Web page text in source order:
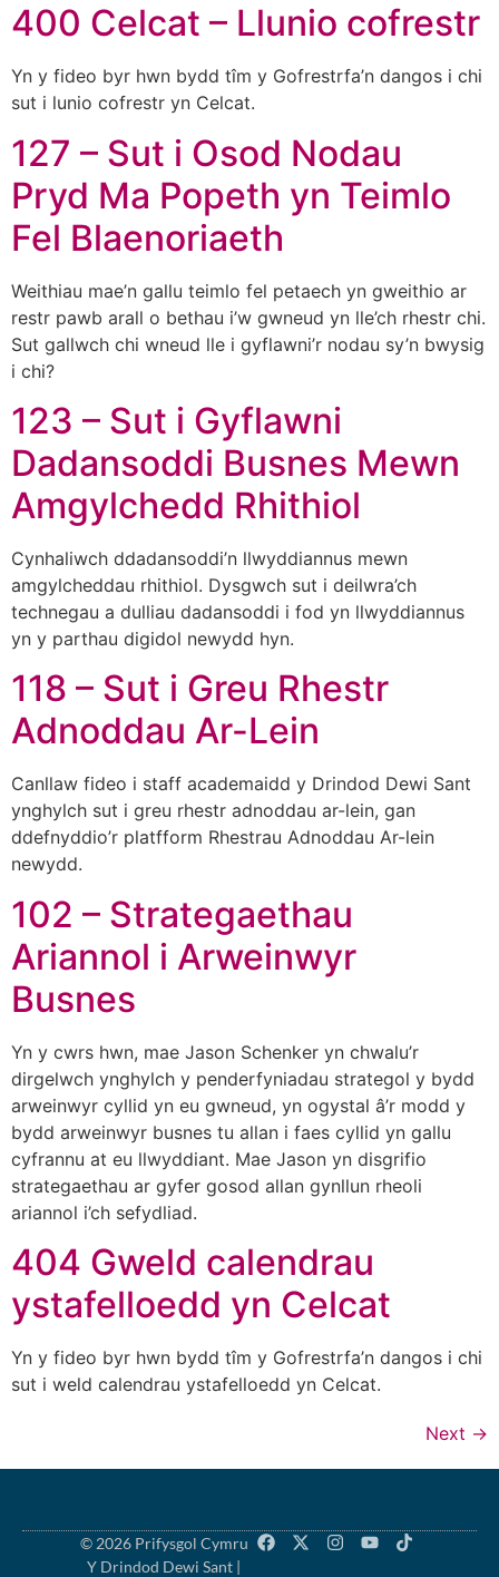
400 Celcat – Llunio cofrestr
Yn y fideo byr hwn bydd tîm y Gofrestrfa’n dangos i chi
sut i lunio cofrestr yn Celcat.
127 – Sut i Osod Nodau
Pryd Ma Popeth yn Teimlo
Fel Blaenoriaeth
Weithiau mae’n gallu teimlo fel petaech yn gweithio ar
restr pawb arall o bethau i’w gwneud yn lle’ch rhestr chi.
Sut gallwch chi wneud lle i gyflawni’r nodau sy’n bwysig
i chi?
123 – Sut i Gyflawni
Dadansoddi Busnes Mewn
Amgylchedd Rhithiol
Cynhaliwch ddadansoddi’n llwyddiannus mewn
amgylcheddau rhithiol. Dysgwch sut i deilwra’ch
technegau a dulliau dadansoddi i fod yn llwyddiannus
yn y parthau digidol newydd hyn.
118 – Sut i Greu Rhestr
Adnoddau Ar-Lein
Canllaw fideo i staff academaidd y Drindod Dewi Sant
ynghylch sut i greu rhestr adnoddau ar-lein, gan
ddefnyddio’r platfform Rhestrau Adnoddau Ar-lein
newydd.
102 – Strategaethau
Ariannol i Arweinwyr
Busnes
Yn y cwrs hwn, mae Jason Schenker yn chwalu’r
dirgelwch ynghylch y penderfyniadau strategol y bydd
arweinwyr cyllid yn eu gwneud, yn ogystal â’r modd y
bydd arweinwyr busnes tu allan i faes cyllid yn gallu
cyfrannu at eu llwyddiant. Mae Jason yn disgrifio
strategaethau ar gyfer gosod allan gynllun rheoli
ariannol i’ch sefydliad.
404 Gweld calendrau
ystafelloedd yn Celcat
Yn y fideo byr hwn bydd tîm y Gofrestrfa’n dangos i chi
sut i weld calendrau ystafelloedd yn Celcat.
Next →
© 2026 Prifysgol Cymru
Y Drindod Dewi Sant |